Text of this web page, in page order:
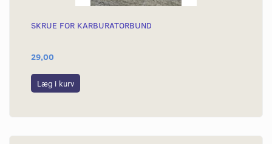
SKRUE FOR KARBURATORBUND
29,00
Læg i kurv